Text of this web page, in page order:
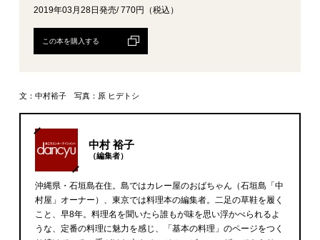
2019年03月28日発売/ 770円（税込）
この本を購入する
文：中村裕子 写真：原 ヒデトシ
中村 裕子
（編集者）
沖縄県・石垣島在住。島ではカレー屋のおばちゃん（石垣島「中
村屋」オーナー）、東京では料理本の編集者。二足の草鞋を履く
こと、早8年。料理名を聞いたら誰もが味を思い浮かべられるよ
うな、定番の料理に魅力を感じ、「基本の料理」のページをつく